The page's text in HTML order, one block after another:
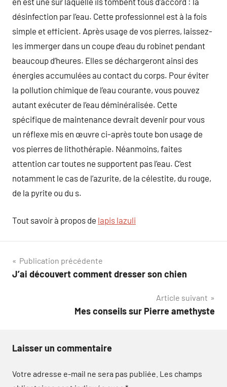
désinfection par l’eau. Cette professionnel est à la fois
simple et efficient. Après usage de vos pierres, laissez-
les immerger dans un coupe d’eau du robinet pendant
beaucoup d’heures. Elles se déchargeront ainsi des
énergies accumulées au contact du corps. Pour éviter
la pollution chimique de l’eau courante, vous pouvez
autant exécuter de l’eau déminéralisée. Cette
spécifique de maintenance devrait devenir pour vous
un réflexe mis en œuvre ci-après toute bon usage de
vos pierres de lithothérapie. Néanmoins, faites
attention car toutes ne supportent pas l’eau. C’est
notamment le cas de l’azurite, de la célestite, du rouge,
de la pyrite ou du s.
Tout savoir à propos de lapis lazuli
Navigation
de
Publication précédente
J’ai découvert comment dresser son chien
Article suivant
Mes conseils sur Pierre amethyste
Laisser un commentaire
Votre adresse e-mail ne sera pas publiée. Les champs